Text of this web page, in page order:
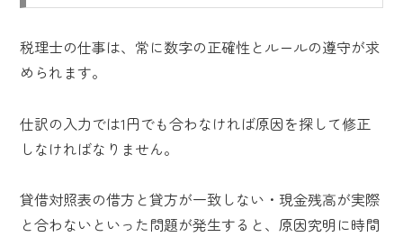
税理士の仕事は、常に数字の正確性とルールの遵守が求
められます。
仕訳の入力では1円でも合わなければ原因を探して修正
しなければなりません。
貸借対照表の借方と貸方が一致しない・現金残高が実際
と合わないといった問題が発生すると、原因究明に時間